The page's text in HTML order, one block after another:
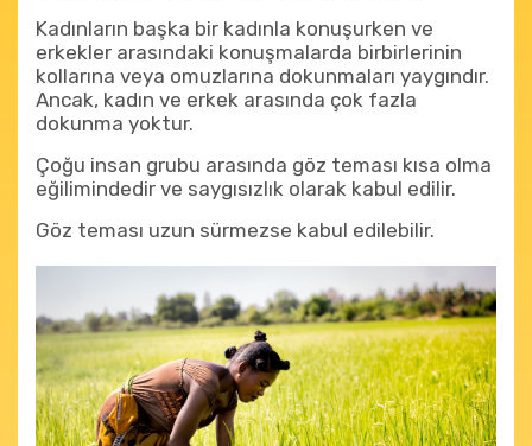
Kadınların başka bir kadınla konuşurken ve
erkekler arasındaki konuşmalarda birbirlerinin
kollarına veya omuzlarına dokunmaları yaygındır.
Ancak, kadın ve erkek arasında çok fazla
dokunma yoktur.
Çoğu insan grubu arasında göz teması kısa olma
eğilimindedir ve saygısızlık olarak kabul edilir.
Göz teması uzun sürmezse kabul edilebilir.